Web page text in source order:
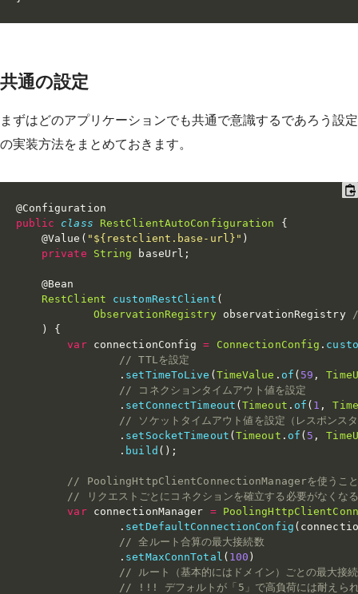
共通の設定
まずはどのアプリケーションでも共通で意識するであろう設定
の実装方法をまとめておきます。
@Configuration
public
class RestClientAutoConfiguration
{
@Value ( "${restclient.base-url}" )
private
String baseUrl ;
@Bean
RestClient
customRestClient (
ObservationRegistry observationRegistry
)
{
var connectionConfig = ConnectionConfig .
// TTLを設定
. setTimeToLive (TimeValue . of ( 59 ,
// コネクションタイムアウト値を設定
. setConnectTimeout (Timeout . of ( 1 ,
// ソケットタイムアウト値を設定（レスポンス
. setSocketTimeout (Timeout . of ( 5 ,
. build ( ) ;
// PoolingHttpClientConnectionManagerを使うことで
// リクエストごとにコネクションを確立する必要がなくな
var connectionManager =
. setDefaultConnectionConfig (
// 全ルート合算の最大接続数
. setMaxConnTotal ( 100 )
// ルート（基本的にはドメイン）ごとの最大接
// !!! デフォルトが「5」で高負荷には耐えら